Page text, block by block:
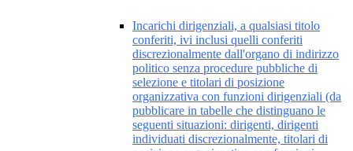
Incarichi dirigenziali, a qualsiasi titolo
conferiti, ivi inclusi quelli conferiti
discrezionalmente dall'organo di indirizzo
politico senza procedure pubbliche di
selezione e titolari di posizione
organizzativa con funzioni dirigenziali (da
pubblicare in tabelle che distinguano le
seguenti situazioni: dirigenti, dirigenti
individuati discrezionalmente, titolari di